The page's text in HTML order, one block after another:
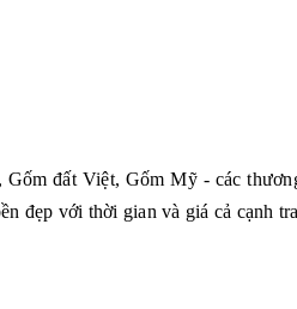
đất Việt, Gốm Mỹ - các
đẹp với thời gian và giá cả cạnh